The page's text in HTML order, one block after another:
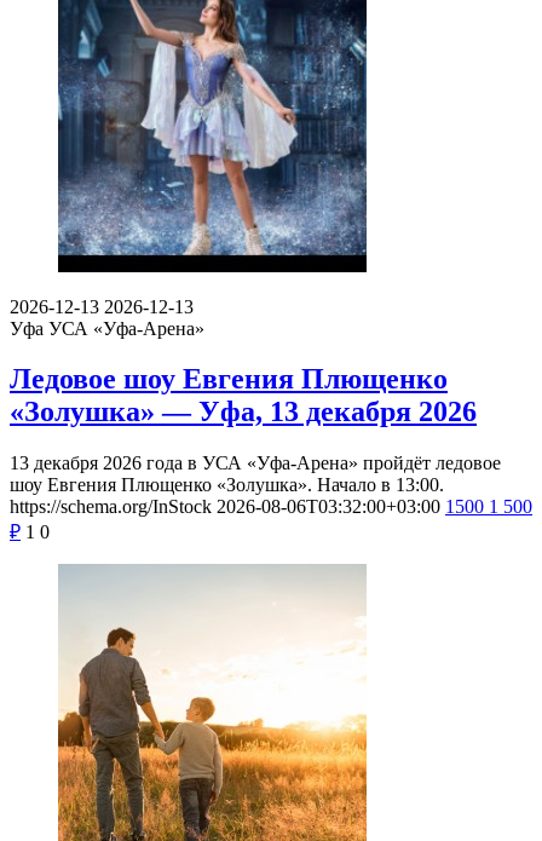
2026-12-13 2026-12-13
Уфа УСА «Уфа-Арена»
Ледовое шоу Евгения Плющенко
«Золушка» — Уфа, 13 декабря 2026
13 декабря 2026 года в УСА «Уфа-Арена» пройдёт ледовое
шоу Евгения Плющенко «Золушка». Начало в 13:00.
https://schema.org/InStock 2026-08-06T03:32:00+03:00 1500 1 500
₽ 1 0